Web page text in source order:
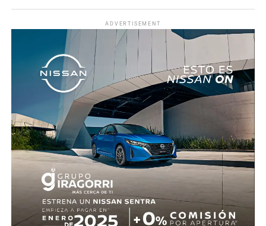
realizaron las diligencias correspondientes y el
levantamiento del cuerpo. Hasta el momento no se
cuenta con información sobre los agresores, y el cadáver
fue trasladado al Servicio Médico Forense en espera de
ser identificado, en tanto continúan las investigaciones.
ADVERTISEMENT